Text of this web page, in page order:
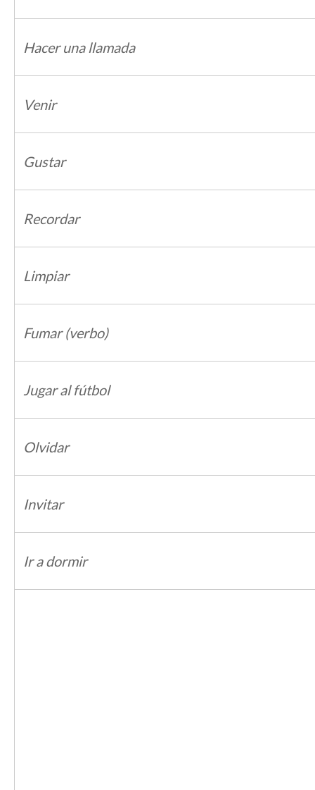
Hacer una llamada
Venir
Gustar
Recordar
Limpiar
Fumar (verbo)
Jugar al fútbol
Olvidar
Invitar
Ir a dormir